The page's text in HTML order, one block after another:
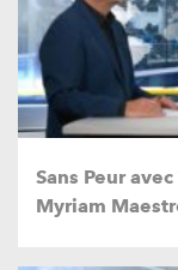
Sans Peur
Myriam